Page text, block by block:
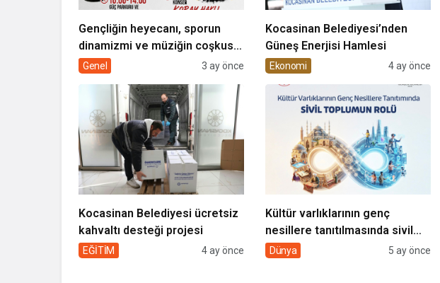
Gençliğin heyecanı, sporun
dinamizmi ve müziğin coşkusu
Kocasinan’da bir araya geliyor!
Genel 3 ay önce
Kocasinan Belediyesi’nden
Güneş Enerjisi Hamlesi
Ekonomi 4 ay önce
Kocasinan Belediyesi ücretsiz
kahvaltı desteği projesi
EĞİTİM 4 ay önce
Kültür varlıklarının genç
nesillere tanıtılmasında sivil
toplumun rolü
Dünya 5 ay önce